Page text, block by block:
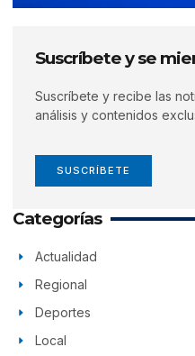
Suscríbete y se
Suscríbete y recibe las
análisis y contenidos
SUSCRÍBETE
Categorías
Actualidad
Regional
Deportes
Local